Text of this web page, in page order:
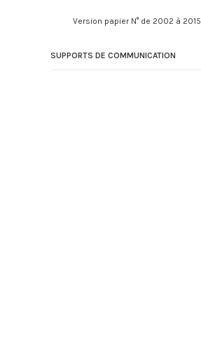
Version papier N° de 2002 à 2015
SUPPORTS DE COMMUNICATION